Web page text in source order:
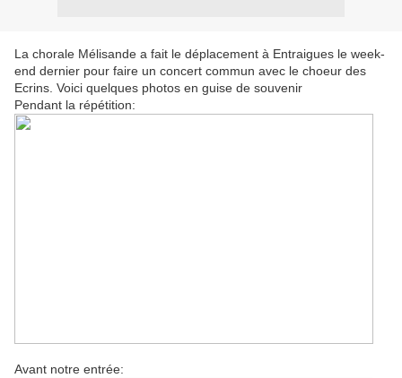
La chorale Mélisande a fait le déplacement à Entraigues le week-
end dernier pour faire un concert commun avec le choeur des
Ecrins. Voici quelques photos en guise de souvenir
Pendant la répétition:
Avant notre entrée: